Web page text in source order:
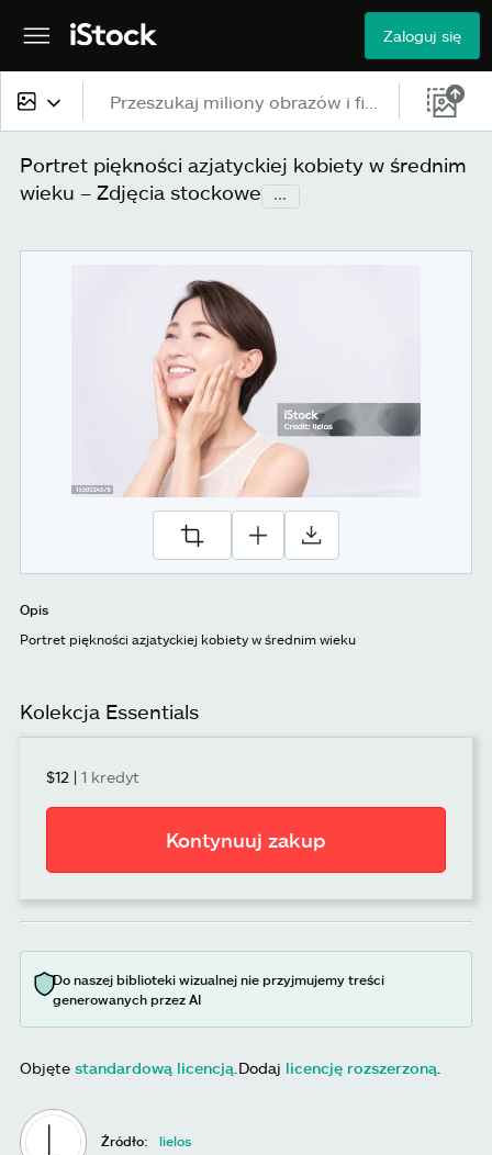
Zaloguj się
Cała zawartość
Obrazy
Zdjęcia
Grafiki wektorowe
Portret piękności azjatyckiej kobiety w średnim
wieku – Zdjęcia stockowe
...
Opis
Portret piękności azjatyckiej kobiety w średnim wieku
Kolekcja Essentials
$12 | 1 kredyt
Kontynuuj zakup
Do naszej biblioteki wizualnej nie przyjmujemy treści
generowanych przez AI
Objęte standardową licencją Dodaj licencję rozszerzoną
Źródło: lielos